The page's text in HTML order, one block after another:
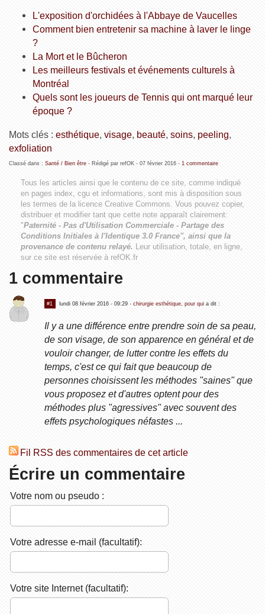
L'exposition d'orchidées à l'Abbaye de Vaucelles
Comment bien entretenir sa machine à laver le linge
?
La Mort et le Bûcheron
Les meilleurs festivals et événements culturels à
Montréal
Quels sont les joueurs de Tennis qui ont marqué leur
époque ?
Mots clés : esthétique, visage, beauté, soins, peeling,
exfoliation
Classé dans : Santé / Bien être- Rédigé par refOK - 07 février 2016- 1 commentaire
Tous les articles ainsi que le contenu de ce site, comme indiqué
en pages index, cgu et informations, sont mis à disposition sous
les termes de la licence Creative Commons . Vous pouvez copier,
distribuer et modifier tant que cette note apparaît clairement:
"Paternité - Pas d'Utilisation Commerciale - Partage des
Conditions Initiales à l'Identique 3.0 France", ainsi que la
provenance de contenu relayé. Leur utilisation, totale, en ligne,
sur ce site est réservée à refOK.fr
1 commentaire
#1 lundi 08 février 2016 - 09:29- chirurgie esthétique, pour quia dit :
Il y a une différence entre prendre soin de sa peau,
de son visage, de son apparence en général et de
vouloir changer, de lutter contre les effets du
temps, c'est ce qui fait que beaucoup de
personnes choisissent les méthodes "saines" que
vous proposez et d'autres optent pour des
méthodes plus "agressives" avec souvent des
effets psychologiques néfastes ...
Fil RSS des commentaires de cet article
Écrire un commentaire
Votre nom ou pseudo :
Votre adresse e-mail (facultatif):
Votre site Internet (facultatif):